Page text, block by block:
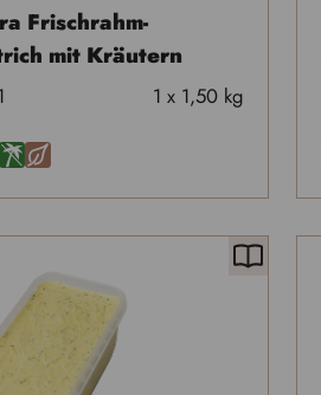
Frischrahm-
mit Kräutern
1 x 1,50 kg
Ä H